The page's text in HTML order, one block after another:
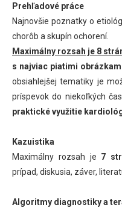
Prehľadové práce
Najnovšie poznatky o
chorôb a skupín ochorení.
Maximálny rozsah je 8
s najviac piatimi
obsiahlejšej tematiky je
príspevok do niekoľkých
praktické využitie
Kazuistika
Maximálny rozsah je 7
prípad, diskusia, záver,
Algoritmy diagnostiky a